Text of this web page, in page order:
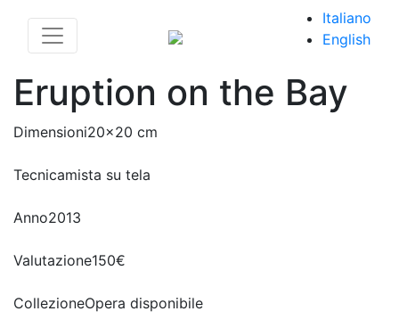
Italiano
English
Eruption on the Bay
Dimensioni20x20 cm
Tecnicamista su tela
Anno2013
Valutazione150€
CollezioneOpera disponibile